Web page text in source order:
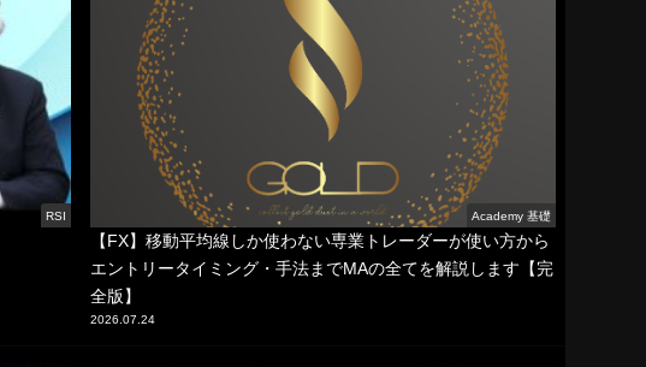
RSI Academy 基礎
【FX】移動平均線しか使わない専業トレーダーが使い方から
エントリータイミング・手法までMAの全てを解説します【完
全版】
2026.07.24